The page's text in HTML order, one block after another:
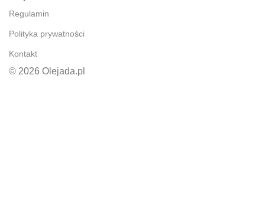
Regulamin
Polityka prywatności
Kontakt
© 2026 Olejada.pl